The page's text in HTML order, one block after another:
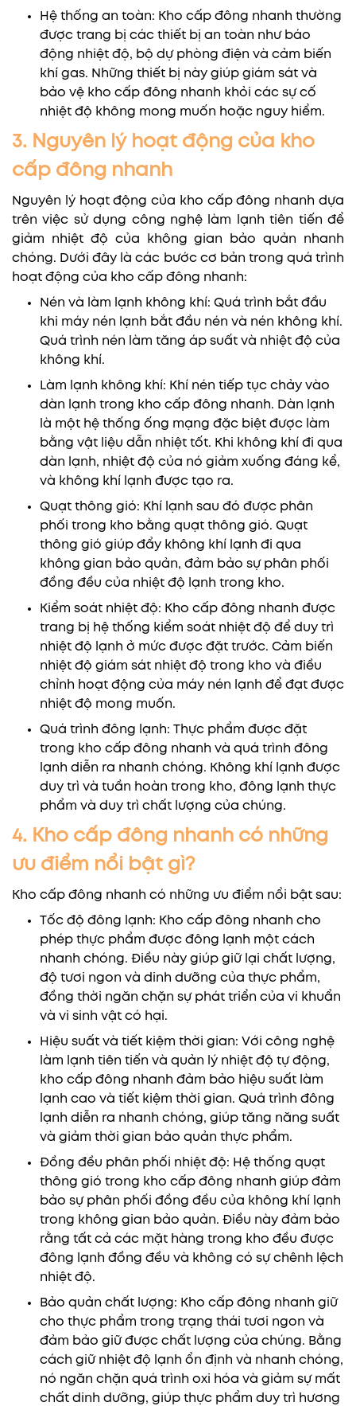
Hệ thống an toàn: Kho cấp đông nhanh thường
được trang bị các thiết bị an toàn như báo
động nhiệt độ, bộ dự phòng điện và cảm biến
khí gas. Những thiết bị này giúp giám sát và
bảo vệ kho cấp đông nhanh khỏi các sự cố
nhiệt độ không mong muốn hoặc nguy hiểm.
3. Nguyên lý hoạt động của kho
cấp đông nhanh
Nguyên lý hoạt động của kho cấp đông nhanh dựa
trên việc sử dụng công nghệ làm lạnh tiên tiến để
giảm nhiệt độ của không gian bảo quản nhanh
chóng. Dưới đây là các bước cơ bản trong quá trình
hoạt động của kho cấp đông nhanh:
Nén và làm lạnh không khí: Quá trình bắt đầu
khi máy nén lạnh bắt đầu nén và nén không khí.
Quá trình nén làm tăng áp suất và nhiệt độ của
không khí.
Làm lạnh không khí: Khí nén tiếp tục chảy vào
dàn lạnh trong kho cấp đông nhanh. Dàn lạnh
là một hệ thống ống mạng đặc biệt được làm
bằng vật liệu dẫn nhiệt tốt. Khi không khí đi qua
dàn lạnh, nhiệt độ của nó giảm xuống đáng kể,
và không khí lạnh được tạo ra.
Quạt thông gió: Khí lạnh sau đó được phân
phối trong kho bằng quạt thông gió. Quạt
thông gió giúp đẩy không khí lạnh đi qua
không gian bảo quản, đảm bảo sự phân phối
đồng đều của nhiệt độ lạnh trong kho.
Kiểm soát nhiệt độ: Kho cấp đông nhanh được
trang bị hệ thống kiểm soát nhiệt độ để duy trì
nhiệt độ lạnh ở mức được đặt trước. Cảm biến
nhiệt độ giám sát nhiệt độ trong kho và điều
chỉnh hoạt động của máy nén lạnh để đạt được
nhiệt độ mong muốn.
Quá trình đông lạnh: Thực phẩm được đặt
trong kho cấp đông nhanh và quá trình đông
lạnh diễn ra nhanh chóng. Không khí lạnh được
duy trì và tuần hoàn trong kho, đông lạnh thực
phẩm và duy trì chất lượng của chúng.
4. Kho cấp đông nhanh có những
ưu điểm nổi bật gì?
Kho cấp đông nhanh có những ưu điểm nổi bật sau:
Tốc độ đông lạnh: Kho cấp đông nhanh cho
phép thực phẩm được đông lạnh một cách
nhanh chóng. Điều này giúp giữ lại chất lượng,
độ tươi ngon và dinh dưỡng của thực phẩm,
đồng thời ngăn chặn sự phát triển của vi khuẩn
và vi sinh vật có hại.
Hiệu suất và tiết kiệm thời gian: Với công nghệ
làm lạnh tiên tiến và quản lý nhiệt độ tự động,
kho cấp đông nhanh đảm bảo hiệu suất làm
lạnh cao và tiết kiệm thời gian. Quá trình đông
lạnh diễn ra nhanh chóng, giúp tăng năng suất
và giảm thời gian bảo quản thực phẩm.
Đồng đều phân phối nhiệt độ: Hệ thống quạt
thông gió trong kho cấp đông nhanh giúp đảm
bảo sự phân phối đồng đều của không khí lạnh
trong không gian bảo quản. Điều này đảm bảo
rằng tất cả các mặt hàng trong kho đều được
đông lạnh đồng đều và không có sự chênh lệch
nhiệt độ.
Bảo quản chất lượng: Kho cấp đông nhanh giữ
cho thực phẩm trong trạng thái tươi ngon và
đảm bảo giữ được chất lượng của chúng. Bằng
cách giữ nhiệt độ lạnh ổn định và nhanh chóng,
nó ngăn chặn quá trình oxi hóa và giảm sự mất
chất dinh dưỡng, giúp thực phẩm duy trì hương